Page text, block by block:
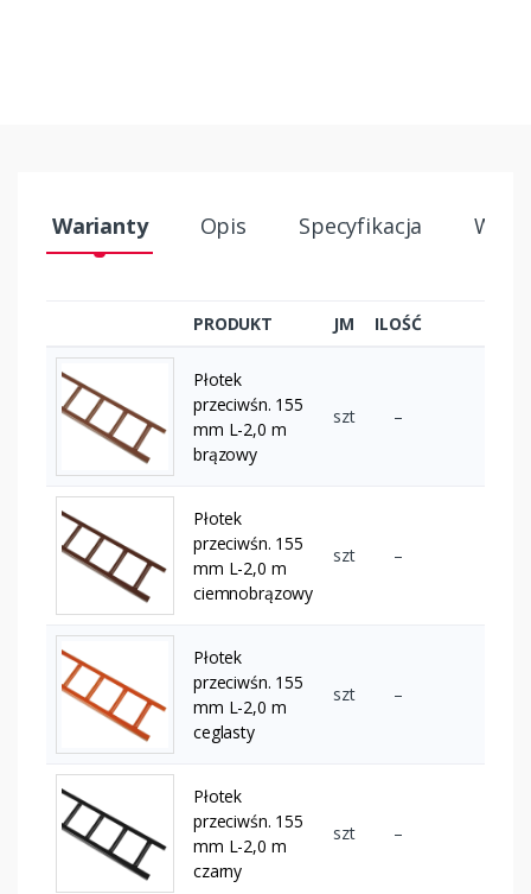
Warianty Opis Specyfikacja
PRODUKT JM ILOŚĆ
Płotek
przeciwśn. 155
mm L-2,0 m
brązowy
szt –
Płotek
przeciwśn. 155
mm L-2,0 m
ciemnobrązowy
szt –
Płotek
przeciwśn. 155
mm L-2,0 m
ceglasty
szt –
Płotek
przeciwśn. 155
mm L-2,0 m
czarny
szt –